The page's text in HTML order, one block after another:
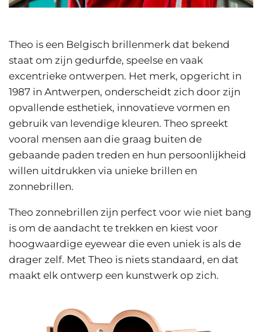
Theo is een Belgisch brillenmerk dat bekend
staat om zijn gedurfde, speelse en vaak
excentrieke ontwerpen. Het merk, opgericht in
1987 in Antwerpen, onderscheidt zich door zijn
opvallende esthetiek, innovatieve vormen en
gebruik van levendige kleuren. Theo spreekt
vooral mensen aan die graag buiten de
gebaande paden treden en hun persoonlijkheid
willen uitdrukken via unieke brillen en
zonnebrillen.
Theo zonnebrillen zijn perfect voor wie niet bang
is om de aandacht te trekken en kiest voor
hoogwaardige eyewear die even uniek is als de
drager zelf. Met Theo is niets standaard, en dat
maakt elk ontwerp een kunstwerk op zich.